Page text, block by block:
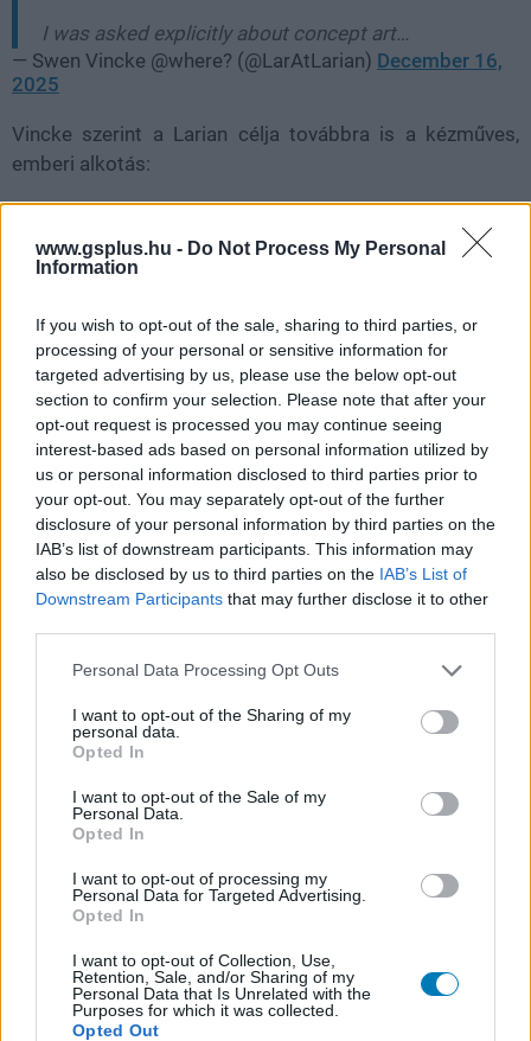
www.gsplus.hu - Do Not Process My Personal
Information
If you wish to opt-out of the sale, sharing to third parties, or
processing of your personal or sensitive information for
targeted advertising by us, please use the below opt-out
section to confirm your selection. Please note that after your
opt-out request is processed you may continue seeing
interest-based ads based on personal information utilized by
us or personal information disclosed to third parties prior to
your opt-out. You may separately opt-out of the further
disclosure of your personal information by third parties on the
IAB’s list of downstream participants. This information may
also be disclosed by us to third parties on the IAB’s List of
Downstream Participants that may further disclose it to other
Please note that this website/app uses one or more Google
not limited to your visit or usage behaviour. You may click to
grant or deny consent to Google and its third-party tags to
use your data for below specified purposes in below Google
consent section.
Personal Data Processing Opt Outs
I want to opt-out of the Sharing of my
personal data.
Opted In
I want to opt-out of the Sale of my
Personal Data.
Opted In
I want to opt-out of processing my
Personal Data for Targeted Advertising.
Opted In
I want to opt-out of Collection, Use,
Retention, Sale, and/or Sharing of my
Personal Data that Is Unrelated with the
Purposes for which it was collected.
Opted Out
I was asked explicitly about concept art…
— Swen Vincke @where? (@LarAtLarian) December 16,
2025
Vincke szerint a Larian célja továbbra is a kézműves,
emberi alkotás:
mértékben emberi kezek munkáját fogja tükrözni, és
nem tartalmaz majd semmilyen AI-generált tartalmat.
Beszélgetnél velünk erről a hírről?
Lennél a GameStar közösség tagja? Gyere a
GameStar Party/Chat Facebook csoportba, dobj fel
témákat, dumálj régi és új GS írókkal, olvasókkal!
Csatlakozom
SMASH by Meló-Diák: Homok, zene és a nyár legjobb
Július végén folytatódik a balatoni strandröplabda-
#larian #baldur's gate 3